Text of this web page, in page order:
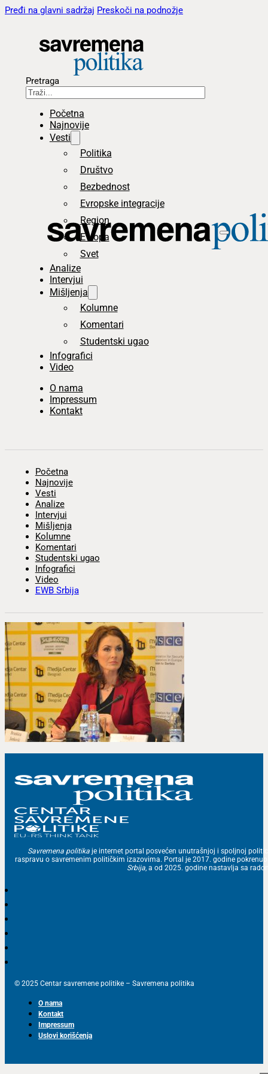
Pređi na glavni sadržaj Preskoči na podnožje
Pretraga
Početna
Najnovije
Vesti
Politika
Društvo
Bezbednost
Evropske integracije
Region
Evropa
Svet
Analize
Intervjui
Mišljenja
Kolumne
Komentari
Studentski ugao
Infografici
Video
O nama
Impressum
Kontakt
Početna
Najnovije
Vesti
Analize
Intervjui
Mišljenja
Kolumne
Komentari
Studentski ugao
Infografici
Video
EWB Srbija
Savremena politika je internet portal posvećen unutrašnjoj i spoljnoj
raspravu o savremenim političkim izazovima. Portal je 2017. godine
Srbija, a od 2025. godine nastavlja sa
© 2025 Centar savremene politike – Savremena politika
O nama
Kontakt
Impressum
Uslovi korišćenja